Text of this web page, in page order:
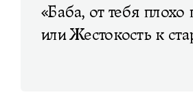
«Баба, от тебя плохо
или Жестокость к